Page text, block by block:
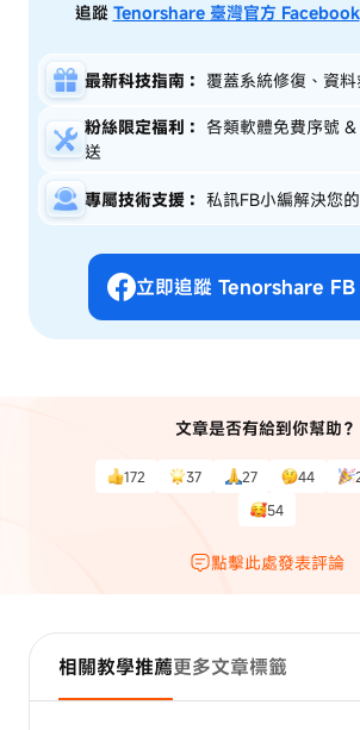
追蹤 Tenorshare 臺灣官方 Facebook
最新科技指南： 覆蓋系統修復、資
粉絲限定福利： 各類軟體免費序號
送
專屬技術支援： 私訊FB小編解決您
立即追蹤 Tenorshare FB
文章是否有給到你幫助？
172 37 27 44
54
點擊此處發表評論
相關教學推薦更多文章標籤